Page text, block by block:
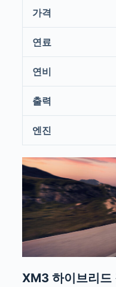
가격
연료
연비
출력
엔진
XM3 하이브리드